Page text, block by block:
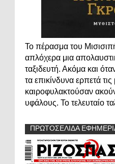
Το πέρασμα του
απλόχερα μια
ταξιδευτή. Ακόμα και
τα επικίνδυνα ερπετά
καιροφυλακτούσαν
υφάλους. Το τελευταίο
ΠΡΩΤΟΣΕΛΙΔΑ